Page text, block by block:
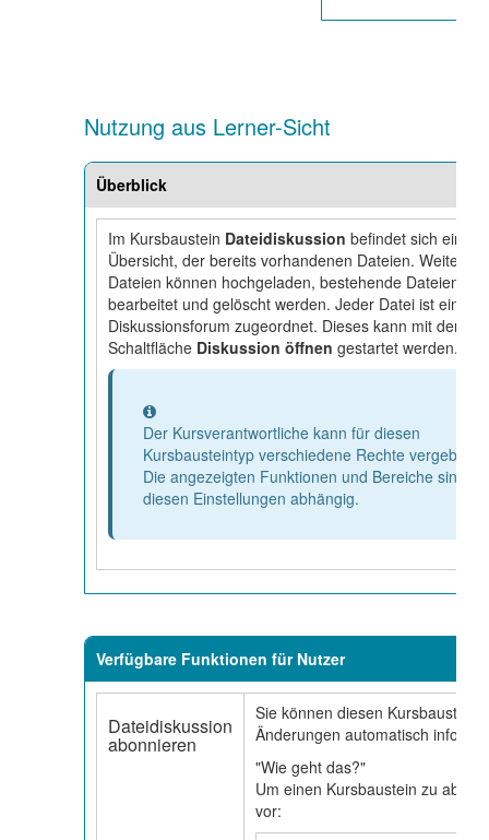
Nutzung aus Lerner-Sicht
Überblick
Im Kursbaustein Dateidiskussion befindet sich eine
Übersicht, der bereits vorhandenen Dateien. Weitere
Dateien können hochgeladen, bestehende Dateien
bearbeitet und gelöscht werden. Jeder Datei ist ein
Diskussionsforum zugeordnet. Dieses kann mit der
Schaltfläche Diskussion öffnen gestartet werden.
Information
Der Kursverantwortliche kann für diesen
Kursbausteintyp verschiedene Rechte vergeben.
Die angezeigten Funktionen und Bereiche sind
diesen Einstellungen abhängig.
Verfügbare Funktionen für Nutzer
Dateidiskussion
abonnieren
Sie können diesen Kursbaustein
Änderungen automatisch
"Wie geht das?"
Um einen Kursbaustein zu
vor: